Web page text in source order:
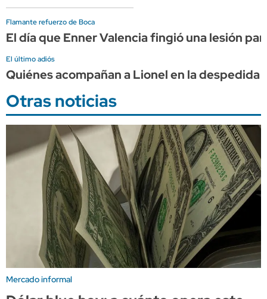
Flamante refuerzo de Boca
El día que Enner Valencia fingió una lesión
El último adiós
Quiénes acompañan a Lionel en la despedida
Otras noticias
Mercado informal